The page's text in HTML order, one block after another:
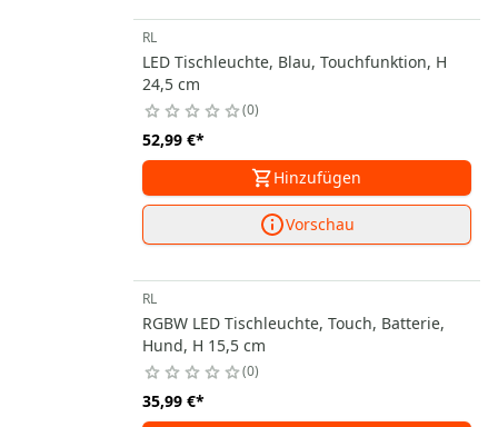
RL
LED Tischleuchte, Blau, Touchfunktion, H
24,5 cm
0
52,99 €*
Hinzufügen
Vorschau
RL
RGBW LED Tischleuchte, Touch, Batterie,
Hund, H 15,5 cm
0
35,99 €*